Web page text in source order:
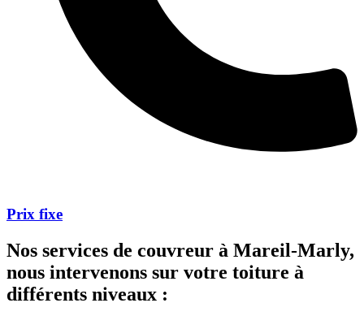
Prix fixe
Nos services de couvreur à Mareil-Marly,
nous intervenons sur votre toiture à
différents niveaux :